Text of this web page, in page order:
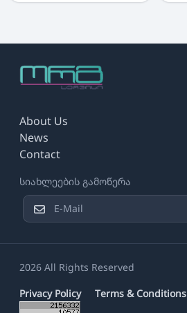
About Us
News
Contact
სიახლეების გამოწერა
2026 All Rights Reserved
Privacy Policy
Terms & Conditions